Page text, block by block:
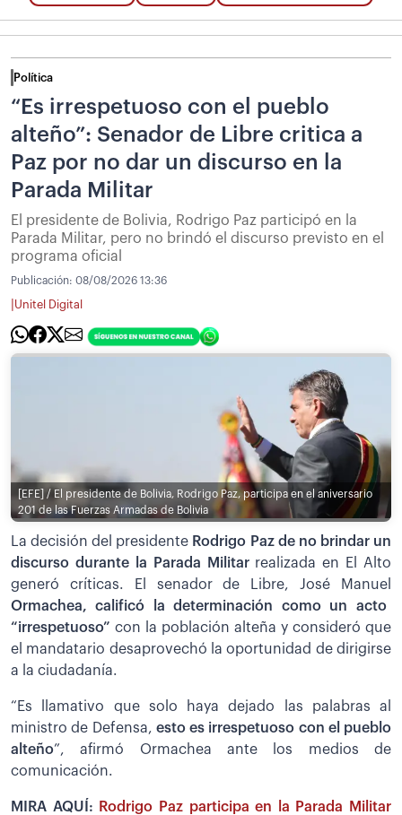
Política
“Es irrespetuoso con el pueblo
alteño”: Senador de Libre critica a
Paz por no dar un discurso en la
Parada Militar
El presidente de Bolivia, Rodrigo Paz participó en la
Parada Militar, pero no brindó el discurso previsto en el
programa oficial
Publicación: 08/08/2026 13:36
Unitel Digital
[EFE] / El presidente de Bolivia, Rodrigo Paz, participa en el aniversario
201 de las Fuerzas Armadas de Bolivia
La decisión del presidente Rodrigo Paz de no brindar un
discurso durante la Parada Militar realizada en El Alto
generó críticas. El senador de Libre, José Manuel
Ormachea, calificó la determinación como un acto
“irrespetuoso” con la población alteña y consideró que
el mandatario desaprovechó la oportunidad de dirigirse
a la ciudadanía.
“Es llamativo que solo haya dejado las palabras al
ministro de Defensa, esto es irrespetuoso con el pueblo
alteño”, afirmó Ormachea ante los medios de
comunicación.
MIRA AQUÍ:
Rodrigo Paz participa en la Parada Militar